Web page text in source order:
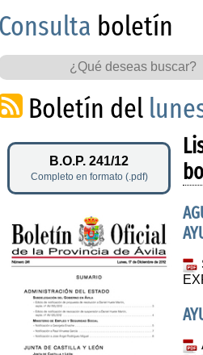
Consulta boletín
Boletín del
B.O.P. 241/12
Completo en formato (.pdf)